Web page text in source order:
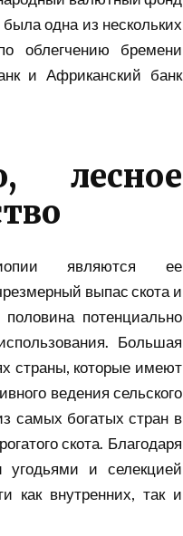
одна из нескольких
облегчению бремени
и Африканский банк
лесное
являются ее
выпас скота и
потенциально
Большая
страны, которые имеют
ведения сельского
самых богатых стран в
скота. Благодаря
и селекцией
как внутренних, так и